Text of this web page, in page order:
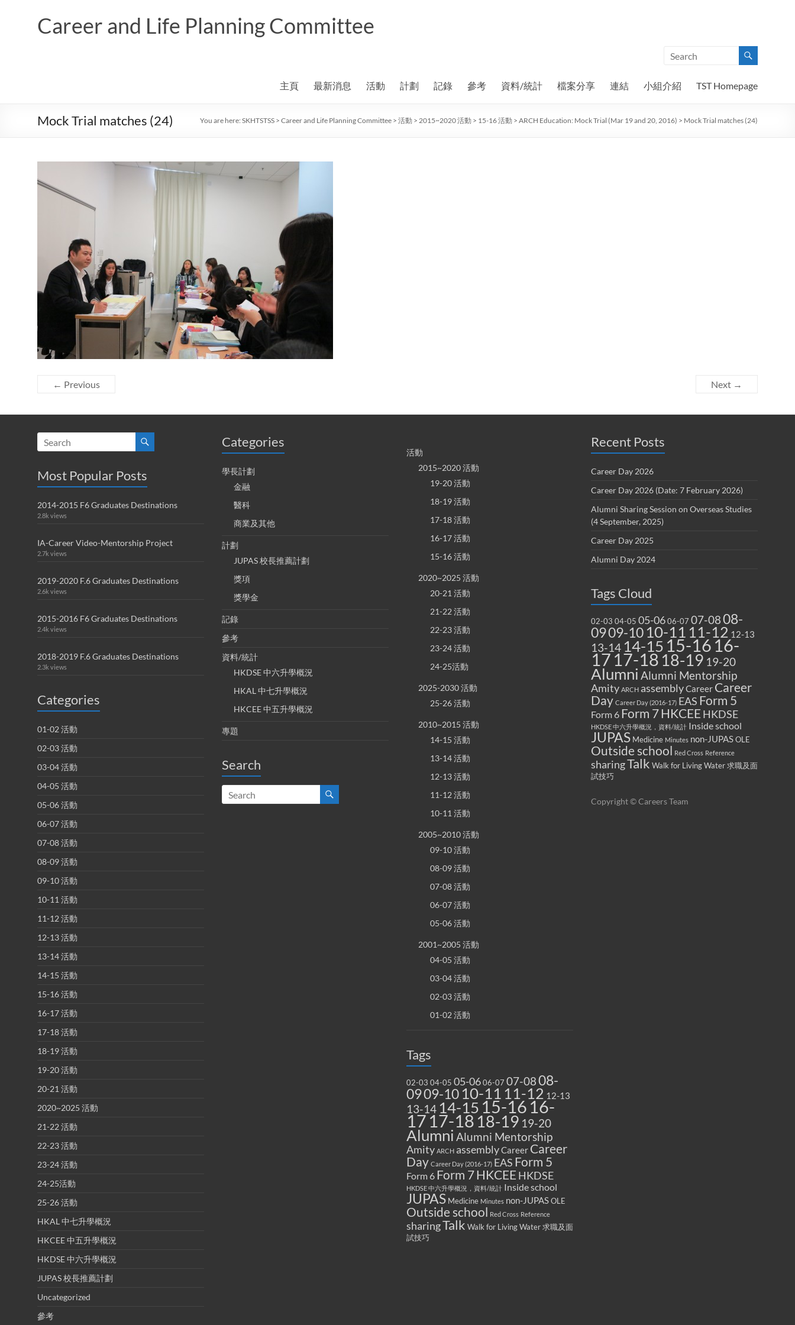
Career and Life Planning Committee
主頁 最新消息 活動 計劃 記錄 參考 資料/統計 檔案分享 連結 小組介紹 TST Homepage
Mock Trial matches (24) You are here: SKHTSTSS > Career and Life Planning Committee > 活動 > 2015~2020 活動 > 15-16 活動 > ARCH Education: Mock Trial (Mar 19 and 20, 2016) > Mock Trial matches (24)
← Previous Next →
Most Popular Posts
2014-2015 F6 Graduates Destinations
2.8k views
IA-Career Video-Mentorship Project
2.7k views
2019-2020 F.6 Graduates Destinations
2.6k views
2015-2016 F6 Graduates Destinations
2.4k views
2018-2019 F.6 Graduates Destinations
2.3k views
Categories
01-02 活動
02-03 活動
03-04 活動
04-05 活動
05-06 活動
06-07 活動
07-08 活動
08-09 活動
09-10 活動
10-11 活動
11-12 活動
12-13 活動
13-14 活動
14-15 活動
15-16 活動
16-17 活動
17-18 活動
18-19 活動
19-20 活動
20-21 活動
2020~2025 活動
21-22 活動
22-23 活動
23-24 活動
24-25活動
25-26 活動
HKAL 中七升學概況
HKCEE 中五升學概況
HKDSE 中六升學概況
JUPAS 校長推薦計劃
Uncategorized
參考
Categories
學長計劃
金融
醫科
商業及其他
計劃
JUPAS 校長推薦計劃
獎項
獎學金
記錄
參考
資料/統計
HKDSE 中六升學概況
HKAL 中七升學概況
HKCEE 中五升學概況
專題
Search
活動
2015~2020 活動
19-20 活動
18-19 活動
17-18 活動
16-17 活動
15-16 活動
2020~2025 活動
20-21 活動
21-22 活動
22-23 活動
23-24 活動
24-25活動
2025-2030 活動
25-26 活動
2010~2015 活動
14-15 活動
13-14 活動
12-13 活動
11-12 活動
10-11 活動
2005~2010 活動
09-10 活動
08-09 活動
07-08 活動
06-07 活動
05-06 活動
2001~2005 活動
04-05 活動
03-04 活動
02-03 活動
01-02 活動
Tags
02-03 04-05 05-0606-07 07-0808-
0909-10 10-11 11-12 12-13
13-14 14-15 15-16 16-
17 17-18 18-19 19-20
Alumni Alumni Mentorship
Amity ARCH assemblyCareer Career
Day Career Day (2016-17) EAS Form 5
Form 6 Form 7HKCEE HKDSE
HKDSE 中六升學概況，資料/統計 Inside school
JUPAS Medicine Minutes non-JUPASOLE
Outside school Red Cross Reference
sharingTalk Walk for Living Water求職及面
試技巧
Recent Posts
Career Day 2026
Career Day 2026 (Date: 7 February 2026)
Alumni Sharing Session on Overseas Studies
(4 September, 2025)
Career Day 2025
Alumni Day 2024
Tags Cloud
02-03 04-05 05-0606-07 07-0808-
0909-10 10-11 11-12 12-13
13-14 14-15 15-16 16-
17 17-18 18-19 19-20
Alumni Alumni Mentorship
Amity ARCH assemblyCareer Career
Day Career Day (2016-17) EAS Form 5
Form 6 Form 7HKCEE HKDSE
HKDSE 中六升學概況，資料/統計 Inside school
JUPAS Medicine Minutes non-JUPASOLE
Outside school Red Cross Reference
sharingTalk Walk for Living Water求職及面
試技巧
Copyright © Careers Team